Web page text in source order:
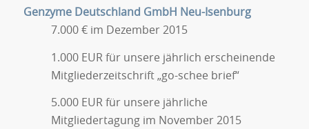
Genzyme Deutschland GmbH Neu-Isenburg
7.000 € im Dezember 2015
1.000 EUR für unsere jährlich erscheinende
Mitgliederzeitschrift „go-schee brief“
5.000 EUR für unsere jährliche
Mitgliedertagung im November 2015